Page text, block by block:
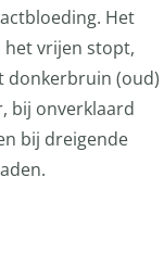
Het
het vrijen stopt,
donkerbruin (oud)
bij onverklaard
bij dreigende